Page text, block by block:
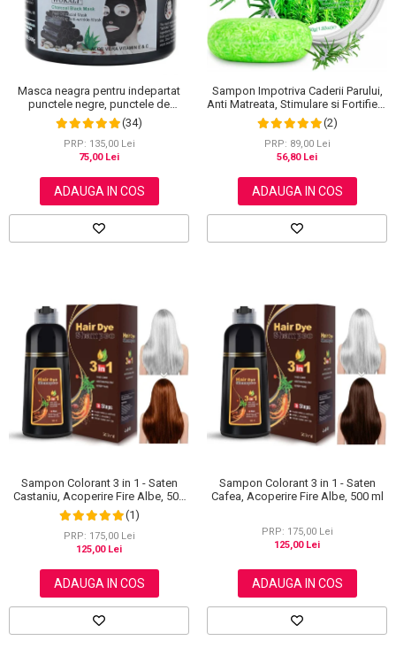
Masca neagra pentru indepartat
punctele negre, punctele de
grasime, efect anti-rid, Wokali cu
carbune activ, 300 g
(34)
PRP: 135,00 Lei
75,00 Lei
ADAUGA IN COS
Sampon Impotriva Caderii Parului,
Anti Matreata, Stimulare si Fortifiere
cu Rozmarin Organic, 100% Natural,
Aliver 60 g
(2)
PRP: 89,00 Lei
56,80 Lei
ADAUGA IN COS
Sampon Colorant 3 in 1 - Saten
Castaniu, Acoperire Fire Albe, 500
ml
(1)
PRP: 175,00 Lei
125,00 Lei
ADAUGA IN COS
Sampon Colorant 3 in 1 - Saten
Cafea, Acoperire Fire Albe, 500 ml
PRP: 175,00 Lei
125,00 Lei
ADAUGA IN COS